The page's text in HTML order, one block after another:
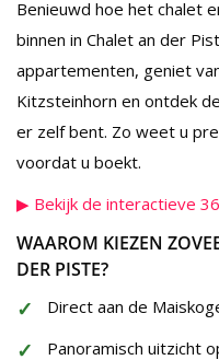
Benieuwd hoe het chalet
binnen in Chalet an der
appartementen, geniet
Kitzsteinhorn en ontdek
er zelf bent. Zo weet u
voordat u boekt.
▶ Bekijk de interactieve
WAAROM KIEZEN
DER PISTE?
Direct aan de
Panoramisch uitzicht